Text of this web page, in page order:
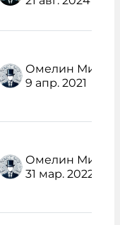
9 апр. 2021
31 мар. 2022